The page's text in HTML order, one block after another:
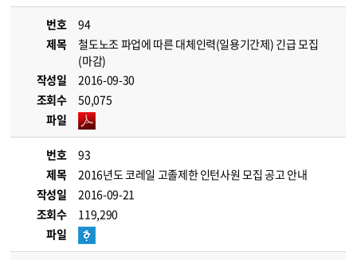
번호
94
제목
철도노조 파업에 따른 대체인력(일용기간제) 긴급 모집
(마감)
작성일
2016-09-30
조회수
50,075
파일
번호
93
제목
2016년도 코레일 고졸제한 인턴사원 모집 공고 안내
작성일
2016-09-21
조회수
119,290
파일